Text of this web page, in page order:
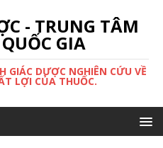
- TRUNG TÂM
GIA
GIÁC DƯỢC NGHIÊN CỨU VỀ
LỢI CỦA THUỐC.